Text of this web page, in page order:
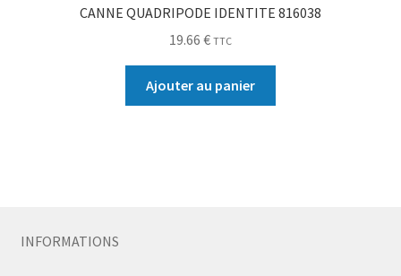
CANNE QUADRIPODE IDENTITE 816038
19.66 € TTC
Ajouter au panier
INFORMATIONS